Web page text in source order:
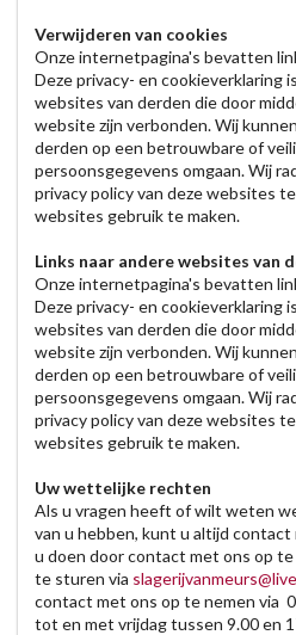
Verwijderen van cookies
Onze internetpagina's bevatten
Deze privacy- en cookieverklaring
websites van derden die door
website zijn verbonden. Wij
derden op een betrouwbare of
persoonsgegevens omgaan. Wij
privacy policy van deze websites
websites gebruik te maken.
Links naar andere websites van
Onze internetpagina's bevatten
Deze privacy- en cookieverklaring
websites van derden die door
website zijn verbonden. Wij
derden op een betrouwbare of
persoonsgegevens omgaan. Wij
privacy policy van deze websites
websites gebruik te maken.
Uw wettelijke rechten
Als u vragen heeft of wilt weten
van u hebben, kunt u altijd
u doen door contact met ons op
te sturen via
contact met ons op te nemen via
tot en met vrijdag tussen 9.00 en